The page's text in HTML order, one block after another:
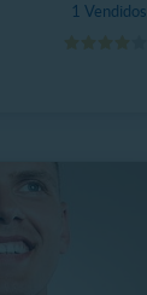
1 Vendidos